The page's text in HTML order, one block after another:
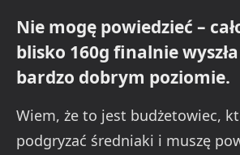
Nie mogę powiedzieć –
blisko 160g finalnie
bardzo dobrym poziomie.
Wiem, że to jest budżetowiec,
podgryzać średniaki i muszę